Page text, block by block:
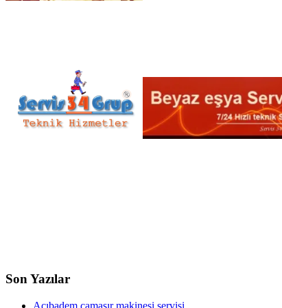
Son Yazılar
Acıbadem çamaşır makinesi servisi